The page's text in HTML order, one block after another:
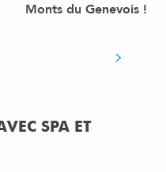
Monts du Genevois !
SPA ET